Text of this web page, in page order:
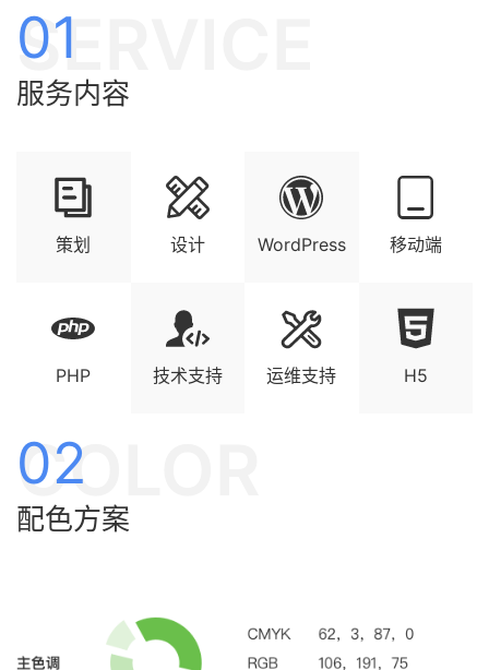
01
SERVICE
服务内容
策划 设计 WordPress 移动端
PHP 技术支持 运维支持 H5
02
COLOR
配色方案